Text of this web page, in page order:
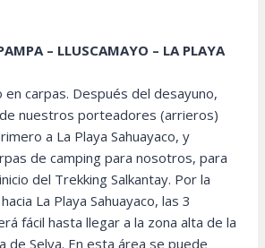
– LLUSCAMAYO – LA PLAYA
en carpas. Después del desayuno,
nuestros porteadores (arrieros)
a La Playa Sahuayaco, y
de camping para nosotros, para
del Trekking Salkantay. Por la
La Playa Sahuayaco, las 3
fácil hasta llegar a la zona alta de la
de Selva. En esta área se puede